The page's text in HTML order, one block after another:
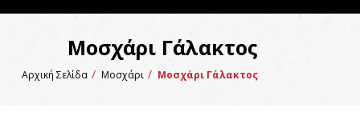
Μοσχάρι Γάλακτος
Αρχική Σελίδα Μοσχάρι Μοσχάρι Γάλακτος